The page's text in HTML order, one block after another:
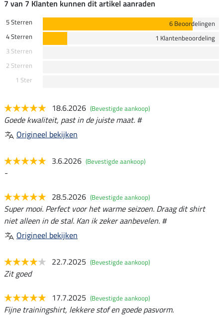
7 van 7 Klanten kunnen dit artikel aanraden
5 Sterren
6 Beoordelingen
4 Sterren
1 Klantenbeoordeling
3 Sterren
2 Sterren
1 Ster
18.6.2026 (Bevestigde aankoop)
Goede kwaliteit, past in de juiste maat. #
Origineel bekijken
3.6.2026 (Bevestigde aankoop)
-
28.5.2026 (Bevestigde aankoop)
Super mooi. Perfect voor het warme seizoen. Draag dit shirt
niet alleen in de stal. Kan ik zeker aanbevelen. #
Origineel bekijken
22.7.2025 (Bevestigde aankoop)
Zit goed
17.7.2025 (Bevestigde aankoop)
Fijne trainingshirt, lekkere stof en goede pasvorm.